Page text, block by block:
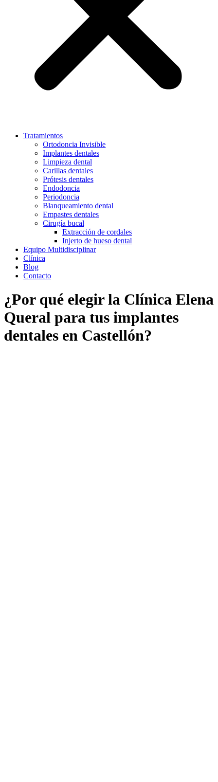
Tratamientos
Ortodoncia Invisible
Implantes dentales
Limpieza dental
Carillas dentales
Prótesis dentales
Endodoncia
Periodoncia
Blanqueamiento dental
Empastes dentales
Cirugía bucal
Extracción de cordales
Injerto de hueso dental
Equipo Multidisciplinar
Clínica
Blog
Contacto
¿Por qué elegir la Clínica Elena
Queral para tus implantes
dentales en Castellón?